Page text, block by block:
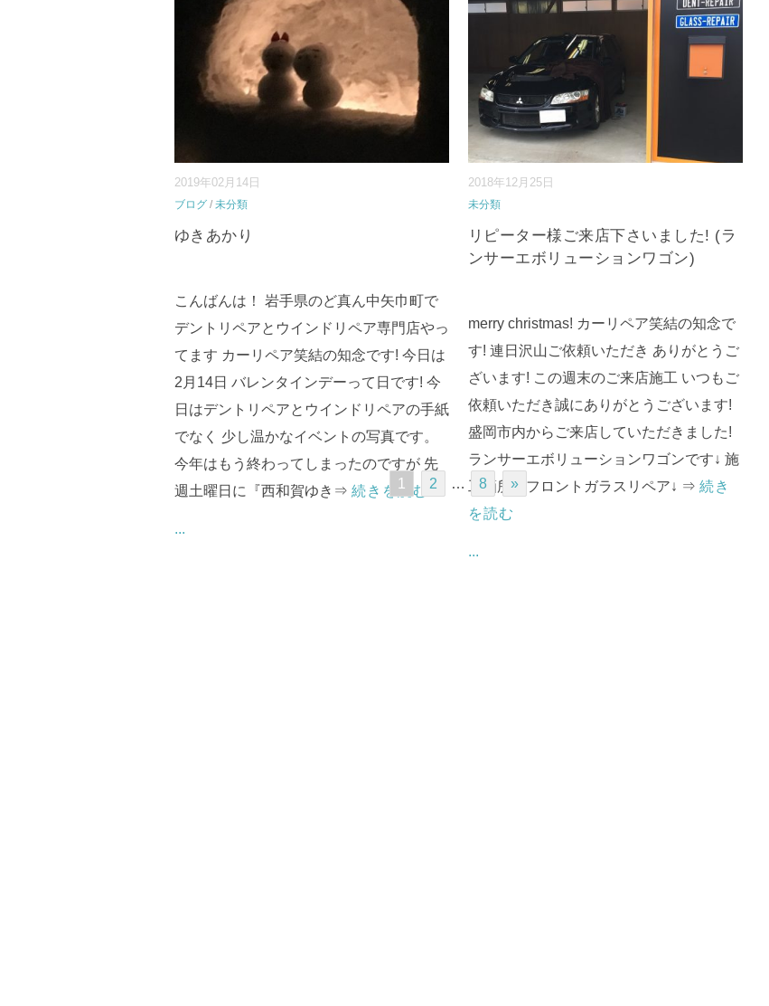
ーリペア笑結から皆様への施工例という
『手紙』 そして依頼してくださったオー
ナー様への『感謝の手紙』⇒
続きを読む
が、送信出来ませんでした。 大変申し訳
ございませんが、今一度メールアド⇒続
きを読む
...
2019年02月14日
ブログ/ 未分類
ゆきあかり
こんばんは！ 岩手県のど真ん中矢巾町で
デントリペアとウインドリペア専門店やっ
てます カーリペア笑結の知念です! 今日は
2月14日 バレンタインデーって日です! 今
日はデントリペアとウインドリペアの手紙
でなく 少し温かなイベントの写真です。
今年はもう終わってしまったのですが 先
週土曜日に『西和賀ゆき⇒ 続きを読む
...
2018年12月25日
未分類
リピーター様ご来店下さいました! (ラ
ンサーエボリューションワゴン)
merry christmas! カーリペア笑結の知念で
す! 連日沢山ご依頼いただき ありがとうご
ざいます! この週末のご来店施工 いつもご
依頼いただき誠にありがとうございます!
盛岡市内からご来店していただきました!
ランサーエボリューションワゴンです↓ 施
工箇所はフロントガラスリペア↓ ⇒ 続き
を読む
...
1 2 … 8 »